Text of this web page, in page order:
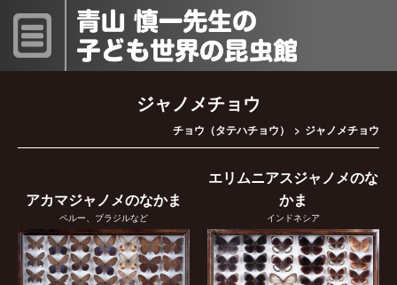
ジャノメチョウ
チョウ（タテハチョウ） ジャノメチョウ
アカマジャノメのなかま
ペルー、ブラジルなど
エリムニアスジャノメのな
かま
インドネシア